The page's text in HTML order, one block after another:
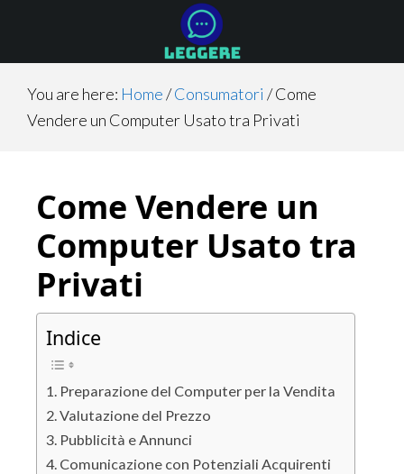
main
content
primary
sidebar
footer
You are here: Home/Consumatori /Come
Vendere un Computer Usato tra Privati
Come Vendere un
Computer Usato tra
Privati
Indice
Preparazione del Computer per la Vendita
Valutazione del Prezzo
Pubblicità e Annunci
Comunicazione con Potenziali Acquirenti